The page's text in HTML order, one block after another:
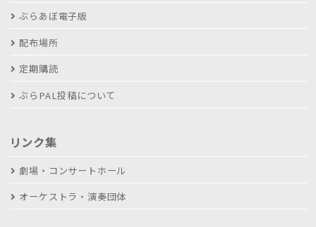
ぶらあぼ電子版
配布場所
定期購読
ぶらPAL投稿について
リンク集
劇場・コンサートホール
オーケストラ・演奏団体